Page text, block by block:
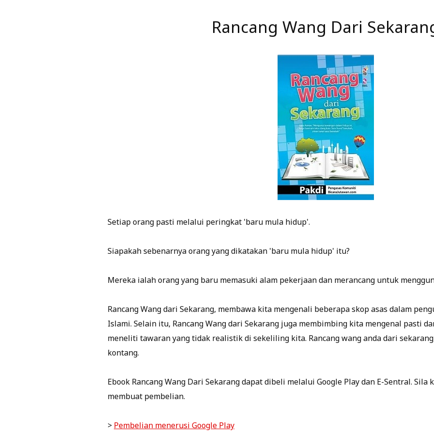
Rancang Wang Dari
Setiap orang pasti melalui peringkat 'baru mula hidup'.
Siapakah sebenarnya orang yang dikatakan 'baru mula hidup' itu?
Mereka ialah orang yang baru memasuki alam pekerjaan dan merancang untuk
Rancang Wang dari Sekarang, membawa kita mengenali beberapa skop asas dalam
Islami. Selain itu, Rancang Wang dari Sekarang juga membimbing kita mengenal pasti
meneliti tawaran yang tidak realistik di sekeliling kita. Rancang wang anda dari
kontang.
Ebook Rancang Wang Dari Sekarang dapat dibeli melalui Google Play dan E-Sentral.
membuat pembelian.
> Pembelian menerusi Google Play